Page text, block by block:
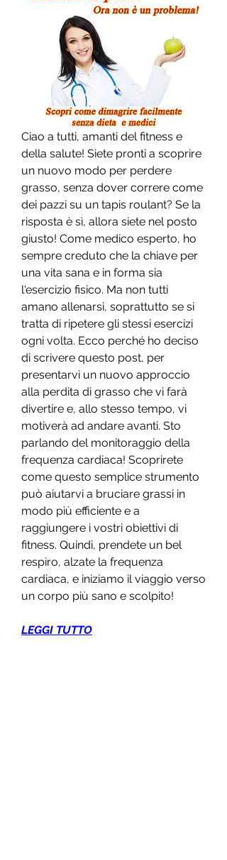
Ciao a tutti, amanti del fitness e
della salute! Siete pronti a scoprire
un nuovo modo per perdere
grasso, senza dover correre come
dei pazzi su un tapis roulant? Se la
risposta è sì, allora siete nel posto
giusto! Come medico esperto, ho
sempre creduto che la chiave per
una vita sana e in forma sia
l'esercizio fisico. Ma non tutti
amano allenarsi, soprattutto se si
tratta di ripetere gli stessi esercizi
ogni volta. Ecco perché ho deciso
di scrivere questo post, per
presentarvi un nuovo approccio
alla perdita di grasso che vi farà
divertire e, allo stesso tempo, vi
motiverà ad andare avanti. Sto
parlando del monitoraggio della
frequenza cardiaca! Scoprirete
come questo semplice strumento
può aiutarvi a bruciare grassi in
modo più efficiente e a
raggiungere i vostri obiettivi di
fitness. Quindi, prendete un bel
respiro, alzate la frequenza
cardiaca, e iniziamo il viaggio verso
un corpo più sano e scolpito!
LEGGI TUTTO